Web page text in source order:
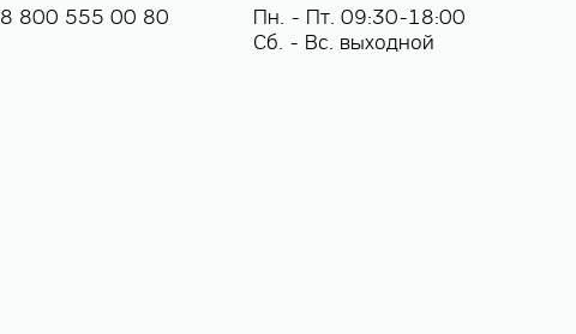
8 800 555 00 80
Пн. - Пт. 09:30-18:00
Сб. - Вс. выходной